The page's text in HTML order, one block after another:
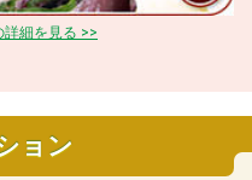
細を見る >>
ョン